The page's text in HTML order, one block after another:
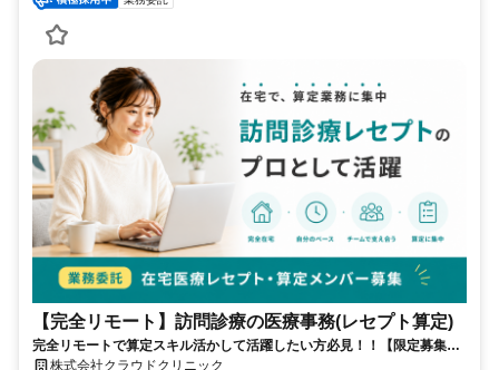
【完全リモート】訪問診療の医療事務(レセプト算定)
完全リモートで算定スキル活かして活躍したい方必見！！【限定募集】
完全リモート｜在宅医療レセプト算定（成果報酬型／業務委託）
株式会社クラウドクリニック